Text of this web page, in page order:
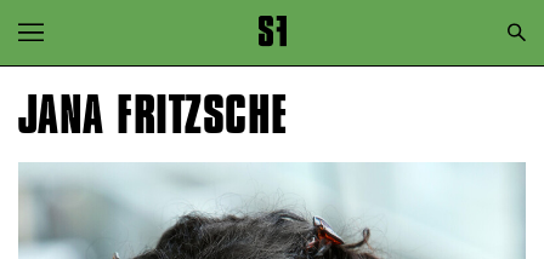
Zur Hauptnavigation springen
Zum Hauptinhalt springen
JANA FRITZSCHE